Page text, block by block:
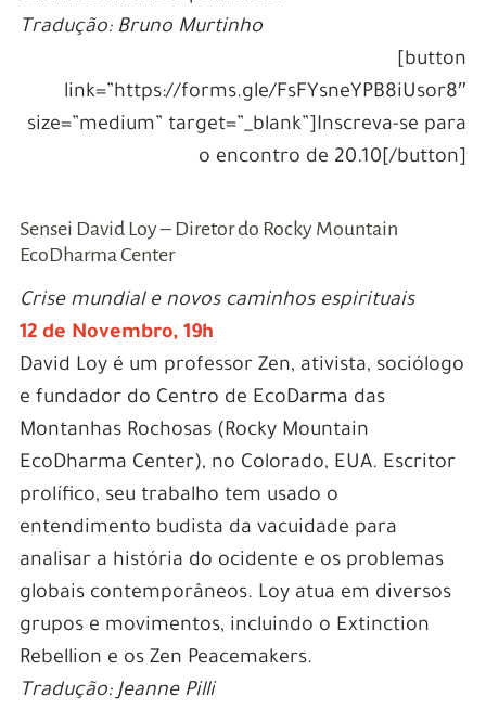
Tradução: Bruno Murtinho
[button
link=”https://forms.gle/FsFYsneYPB8iUsor8″
size=”medium” target=”_blank”]Inscreva-se para
o encontro de 20.10[/button]
Sensei David Loy – Diretor do Rocky Mountain
EcoDharma Center
Crise mundial e novos caminhos espirituais
12 de Novembro, 19h
David Loy é um professor Zen, ativista, sociólogo
e fundador do Centro de EcoDarma das
Montanhas Rochosas (Rocky Mountain
EcoDharma Center), no Colorado, EUA. Escritor
prolífico, seu trabalho tem usado o
entendimento budista da vacuidade para
analisar a história do ocidente e os problemas
globais contemporâneos. Loy atua em diversos
grupos e movimentos, incluindo o Extinction
Rebellion e os Zen Peacemakers.
Tradução: Jeanne Pilli